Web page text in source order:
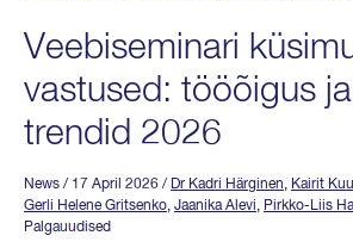
Veebiseminari
vastused: tööõigus
trendid 2026
News / 17 April 2026 / Dr Kadri Härginen, Kairit
Gerli Helene Gritsenko, Jaanika Alevi, Pirkko-Liis
Palgauudised